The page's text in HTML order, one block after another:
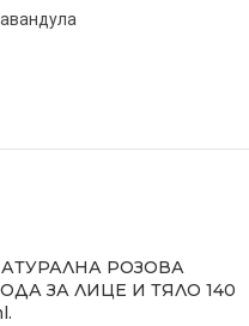
РОЗОВА
ЗА ЛИЦЕ И ТЯЛО 140